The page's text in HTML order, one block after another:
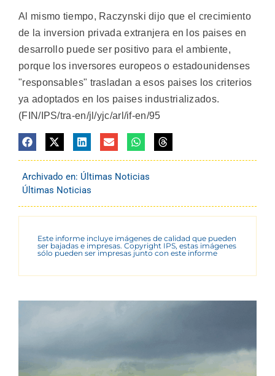
Al mismo tiempo, Raczynski dijo que el crecimiento
de la inversion privada extranjera en los paises en
desarrollo puede ser positivo para el ambiente,
porque los inversores europeos o estadounidenses
"responsables" trasladan a esos paises los criterios
ya adoptados en los paises industrializados.
(FIN/IPS/tra-en/jl/yjc/arl/if-en/95
Archivado en: Últimas Noticias
Últimas Noticias
Este informe incluye imágenes de calidad que pueden
ser bajadas e impresas. Copyright IPS, estas imágenes
sólo pueden ser impresas junto con este informe